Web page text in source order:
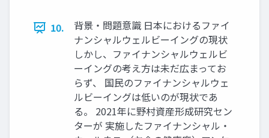
10.
背景・問題意識 日本におけるファイ
ナンシャルウェルビーイングの現状
しかし、ファイナンシャルウェルビ
ーイングの考え方は未だ広まってお
らず、 国民のファイナンシャルウェ
ルビーイングは低いのが現状であ
る。 2021年に野村資産形成研究セン
ターが 実施したファイナンシャル・